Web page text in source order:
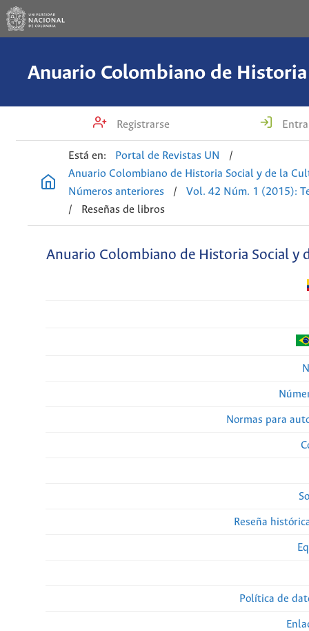
Registrarse
Está en: Portal de Revistas UN
/
Anuario Colombiano de Historia Social y de la
Números anteriores
/
Vol. 42 Núm. 1 (2015):
/
Reseñas de libros
Anuario Colombiano de Historia Social y
Normas para
Reseña
Política de